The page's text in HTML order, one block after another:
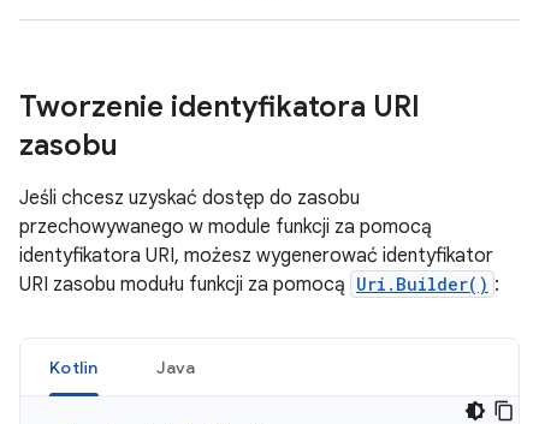
Tworzenie identyfikatora URI
zasobu
Jeśli chcesz uzyskać dostęp do zasobu
przechowywanego w module funkcji za pomocą
identyfikatora URI, możesz wygenerować identyfikator
URI zasobu modułu funkcji za pomocą Uri.Builder() :
Kotlin Java